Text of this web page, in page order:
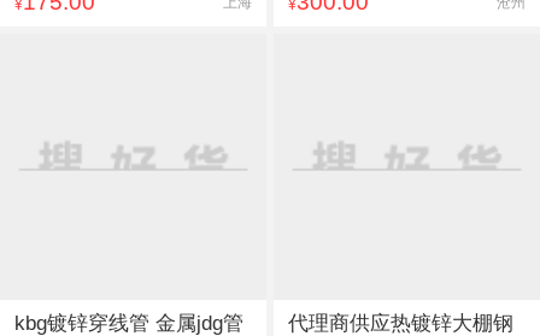
¥ ¥
kbg镀锌穿线管 金属jdg管
代理商供应热镀锌大棚钢